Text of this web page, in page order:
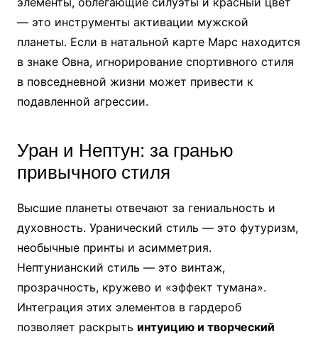
— это инструменты активации мужской
планеты. Если в натальной карте Марс находится
в знаке Овна, игнорирование спортивного стиля
в повседневной жизни может привести к
подавленной агрессии.
Уран и Нептун: за гранью
привычного стиля
Высшие планеты отвечают за гениальность и
духовность. Уранический стиль — это футуризм,
необычные принты и асимметрия.
Нептунианский стиль — это винтаж,
прозрачность, кружево и «эффект тумана».
Интеграция этих элементов в гардероб
позволяет раскрыть интуицию и творческий